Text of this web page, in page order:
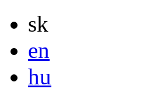
sk
en
hu